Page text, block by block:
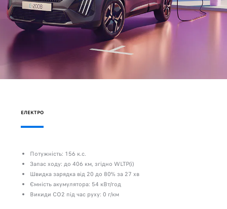
Потужність: 156 к.с.
Запас ходу: до 406 км, згідно WLTP(i)
Швидка зарядка від 20 до 80% за 27 хв
Ємність акумулятора: 54 кВт/год
Викиди СО2 під час руху: 0 г/км
ЕЛЕКТРО